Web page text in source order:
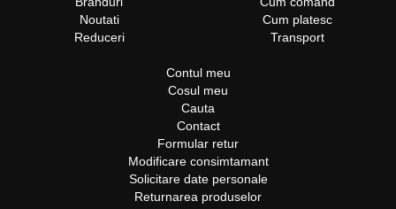
Noutati
Reduceri
Cum platesc
Transport
Contul meu
Cosul meu
Cauta
Contact
Formular retur
Modificare consimtamant
Solicitare date personale
Returnarea produselor